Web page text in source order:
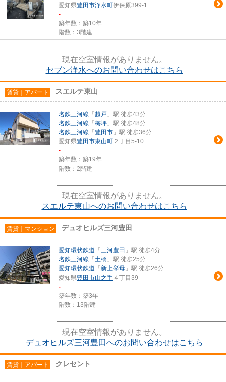
愛知県豊田市浄水町伊保原399-1
-
築年数：築10年
階数：3階建
現在空室情報がありません。
セブン浄水へのお問い合わせはこちら
賃貸｜アパート スエルテ東山
名鉄三河線 「 越戸 」駅 徒歩43分
名鉄三河線 「 梅坪 」駅 徒歩48分
名鉄三河線 「 豊田市 」駅 徒歩36分
愛知県豊田市東山町 ２丁目5-10
-
築年数：築19年
階数：2階建
現在空室情報がありません。
スエルテ東山へのお問い合わせはこちら
賃貸｜マンション デュオヒルズ三河豊田
愛知環状鉄道 「 三河豊田 」駅 徒歩4分
名鉄三河線 「 土橋 」駅 徒歩25分
愛知環状鉄道 「 新上挙母 」駅 徒歩26分
愛知県豊田市山之手 ４丁目39
-
築年数：築3年
階数：13階建
現在空室情報がありません。
デュオヒルズ三河豊田へのお問い合わせはこちら
賃貸｜アパート クレセント